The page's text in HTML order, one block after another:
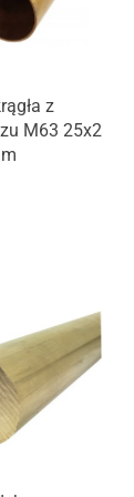
z
M63 25x2